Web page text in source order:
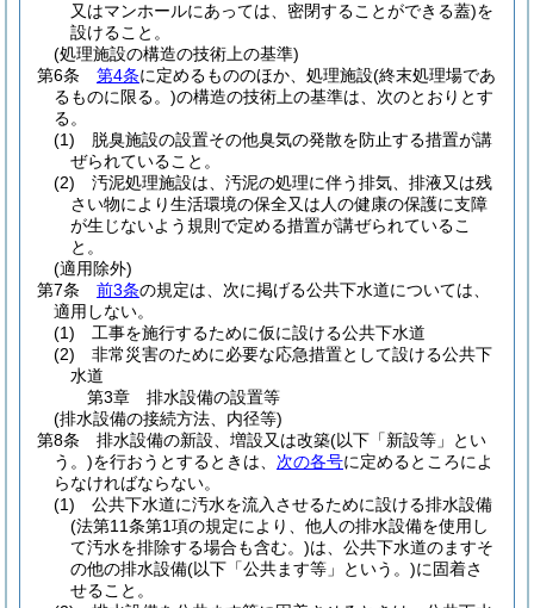
又はマンホールにあっては、密閉することができる蓋)を
設けること。
(処理施設の構造の技術上の基準)
第6条
第4条に定めるもののほか、処理施設(終末処理場であ
るものに限る。)の構造の技術上の基準は、次のとおりとす
る。
(1)
脱臭施設の設置その他臭気の発散を防止する措置が講
ぜられていること。
(2)
汚泥処理施設は、汚泥の処理に伴う排気、排液又は残
さい物により生活環境の保全又は人の健康の保護に支障
が生じないよう規則で定める措置が講ぜられているこ
と。
(適用除外)
第7条
前3条の規定は、次に掲げる公共下水道については、
適用しない。
(1)
工事を施行するために仮に設ける公共下水道
(2)
非常災害のために必要な応急措置として設ける公共下
水道
第3章
排水設備の設置等
(排水設備の接続方法、内径等)
第8条
排水設備の新設、増設又は改築(以下「新設等」とい
う。)を行おうとするときは、 次の各号に定めるところによ
らなければならない。
(1)
公共下水道に汚水を流入させるために設ける排水設備
(法第11条第1項の規定により、他人の排水設備を使用し
て汚水を排除する場合も含む。)は、公共下水道のますそ
の他の排水設備(以下「公共ます等」という。)に固着さ
せること。